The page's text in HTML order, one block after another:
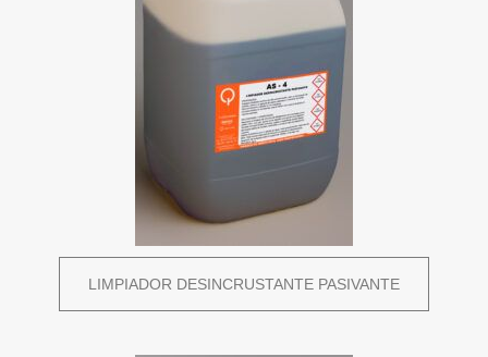
LIMPIADOR DESINCRUSTANTE PASIVANTE